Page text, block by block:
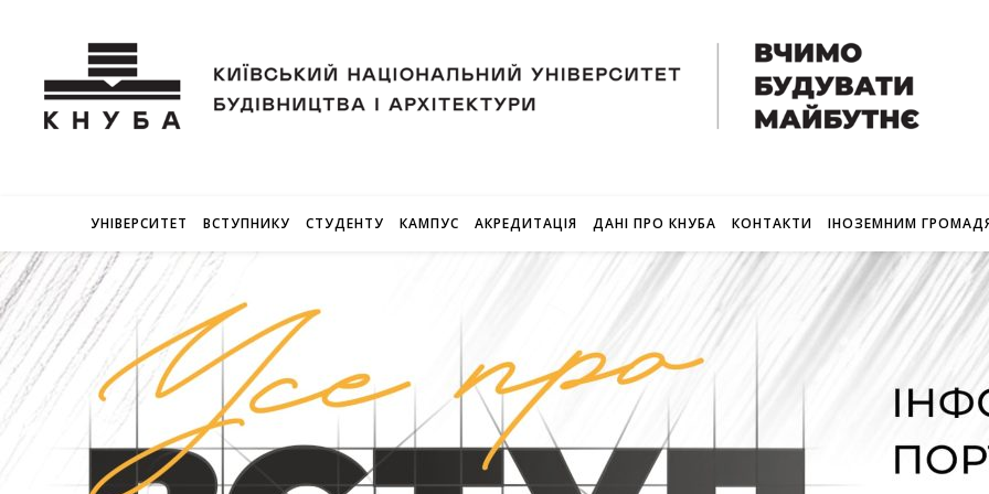
УНІВЕРСИТЕТ ВСТУПНИКУ СТУДЕНТУ КАМПУС АКРЕДИТАЦІЯ ДАНІ ПРО КНУБА КОНТАКТИ ІНОЗЕМНИМ